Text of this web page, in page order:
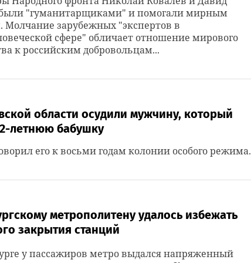
"гуманитарщиками" и помогали мирным
Молчание зарубежных "экспертов в
сфере" обличает отношение мирового
к российским добровольцам...
области осудили мужчину, который
летнюю бабушку
его к восьми годам колонии особого режима.
метрополитену удалось избежать
закрытия станций
у пассажиров метро выдался напряженный